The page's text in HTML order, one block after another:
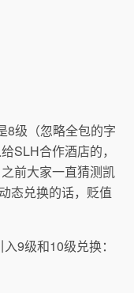
8级（忽略全包的字
SLH合作酒店的，
前大家一直猜测凯
态兑换的话，贬值
9级和10级兑换：